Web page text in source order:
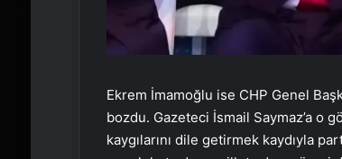
Ekrem İmamoğlu ise CHP Genel
bozdu. Gazeteci İsmail Saymaz’a o
kaygılarını dile getirmek kaydıyla